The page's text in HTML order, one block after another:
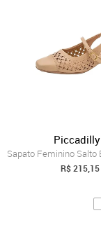
Piccadilly
R$ 215,15